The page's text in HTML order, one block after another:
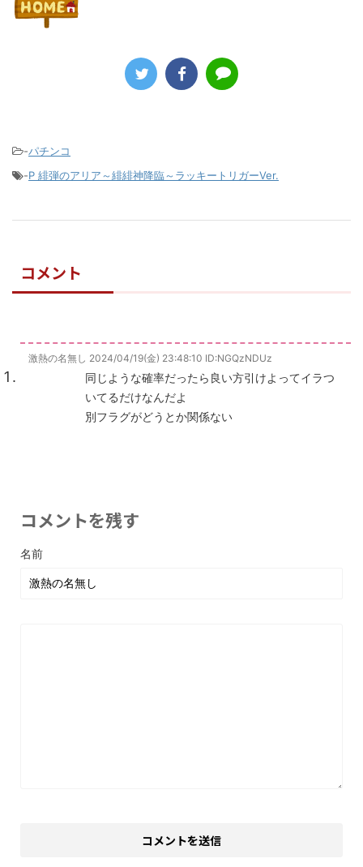
-パチンコ
-P 緋弾のアリア～緋緋神降臨～ラッキートリガーVer.
コメント
激熱の名無し 2024/04/19(金) 23:48:10 ID:NGQzNDUz
同じような確率だったら良い方引けよってイラつ
いてるだけなんだよ
別フラグがどうとか関係ない
コメントを残す
名前